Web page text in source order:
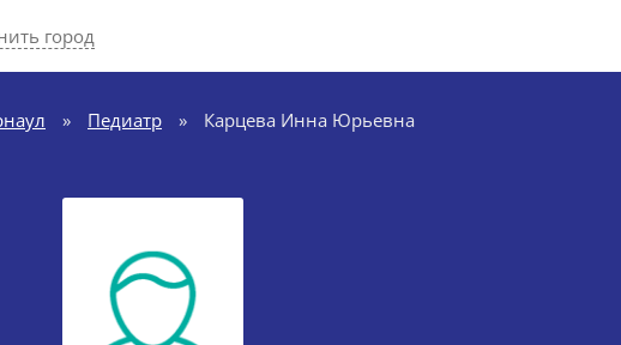
город
» Педиатр » Карцева Инна Юрьевна